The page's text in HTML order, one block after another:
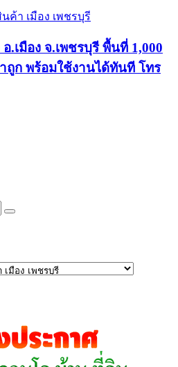
ค้า เมือง เพชรบุรี
.เมือง จ.เพชรบุรี พื้นที่ 1,000
ถูก พร้อมใช้งานได้ทันที โทร